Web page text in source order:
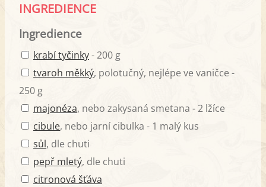
INGREDIENCE
Ingredience
krabí tyčinky- 200 g
tvaroh měkký, polotučný, nejlépe ve vaničce -
250 g
majonéza, nebo zakysaná smetana - 2 lžíce
cibule, nebo jarní cibulka - 1 malý kus
sůl, dle chuti
pepř mletý, dle chuti
citronová šťáva